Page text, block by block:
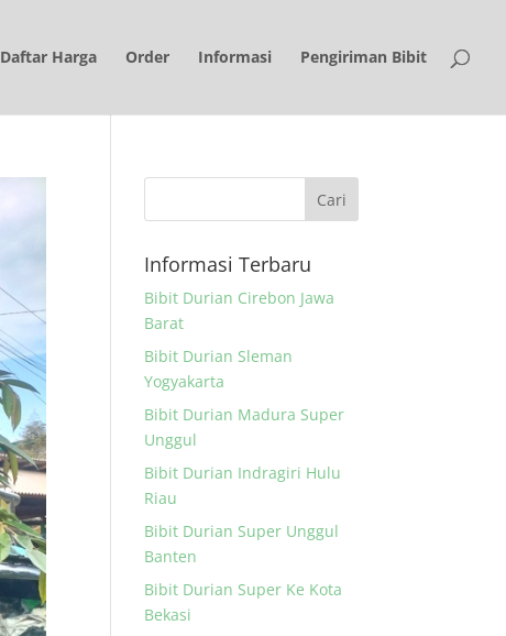
Daftar Harga Order Informasi Pengiriman Bibit
Informasi Terbaru
Bibit Durian Cirebon Jawa
Barat
Bibit Durian Sleman
Yogyakarta
Bibit Durian Madura Super
Unggul
Bibit Durian Indragiri Hulu
Riau
Bibit Durian Super Unggul
Banten
Bibit Durian Super Ke Kota
Bekasi